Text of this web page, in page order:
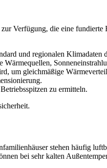
Verfügung, die eine
und regionalen Klimadaten
um gleichmäßige
zu ermitteln.
stehen häufig
bei sehr kalten